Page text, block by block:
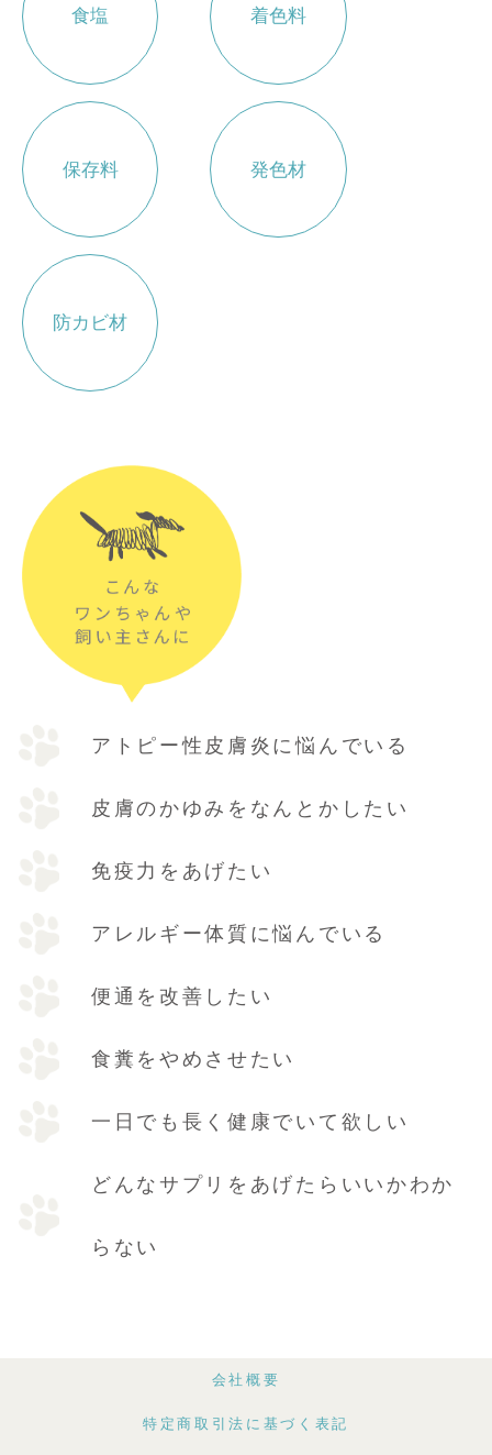
食塩 着色料
保存料 発色材
防カビ材
アトピー性皮膚炎に悩んでいる
皮膚のかゆみをなんとかしたい
免疫力をあげたい
アレルギー体質に悩んでいる
便通を改善したい
食糞をやめさせたい
一日でも長く健康でいて欲しい
どんなサプリをあげたらいいかわか
らない
会社概要
特定商取引法に基づく表記